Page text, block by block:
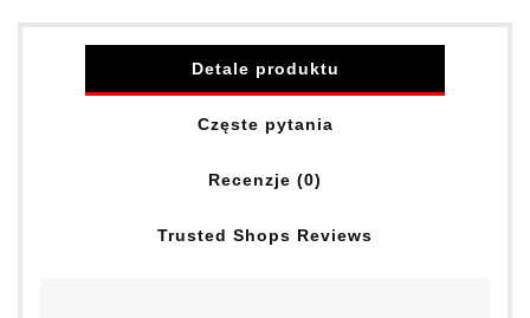
Detale produktu
Częste pytania
Recenzje (0)
Trusted Shops Reviews